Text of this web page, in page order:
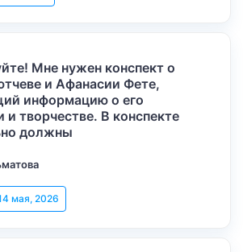
Мне нужен конспект о
и Афанасии Фете,
информацию о его
и творчестве. В конспекте
должны
мая, 2026